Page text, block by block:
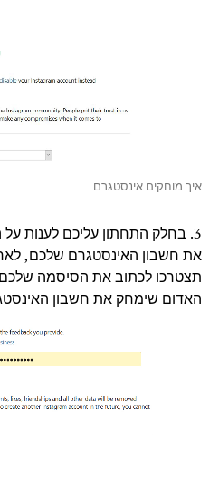
איך מוחקים אינסטגרם
3. בחלק התחתון עליכם לענות
את חשבון האינסטגרם שלכם,
תצטרכו לכתוב את הסיסמה שלכם
האדום שימחק את חשבון